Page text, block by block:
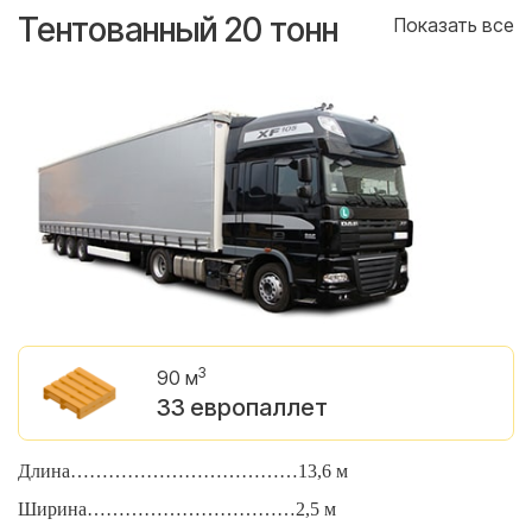
Тентованный 20 тонн Показать все
90 м3
33 европаллет
Длина………………………………13,6 м
Ширина……………………………2,5 м